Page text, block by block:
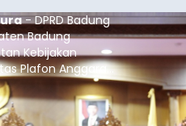
- DPRD Badung
Badung
Kebijakan
Plafon Anggaran
2027 dalam
Gedung DPRD